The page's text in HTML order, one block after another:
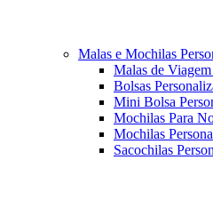
Malas e Mochilas
Malas de
Bolsas
Mini Bolsa
Mochilas Para
Mochilas
Sacochilas